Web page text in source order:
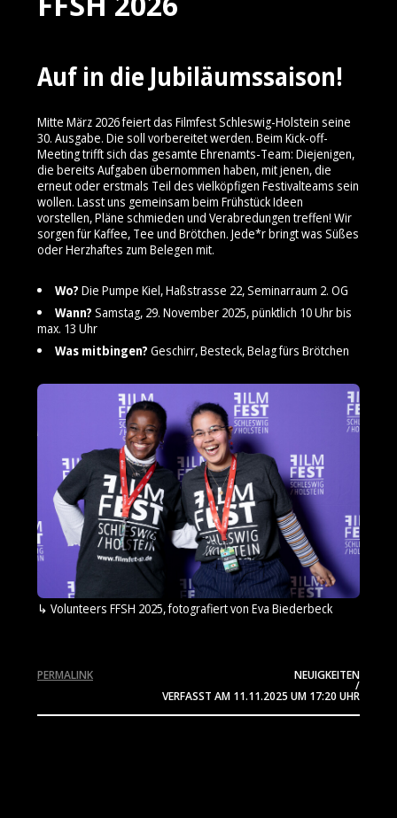
Auf in die Jubiläumssaison!
Mitte März 2026 feiert das Filmfest Schleswig-Holstein seine
30. Ausgabe. Die soll vorbereitet werden. Beim Kick-off-
Meeting trifft sich das gesamte Ehrenamts-Team: Diejenigen,
die bereits Aufgaben übernommen haben, mit jenen, die
erneut oder erstmals Teil des vielköpfigen Festivalteams sein
wollen. Lasst uns gemeinsam beim Frühstück Ideen
vorstellen, Pläne schmieden und Verabredungen treffen! Wir
sorgen für Kaffee, Tee und Brötchen. Jede*r bringt was Süßes
oder Herzhaftes zum Belegen mit.
Wo? Die Pumpe Kiel, Haßstrasse 22, Seminarraum 2. OG
Wann? Samstag, 29. November 2025, pünktlich 10 Uhr bis
max. 13 Uhr
Was mitbingen? Geschirr, Besteck, Belag fürs Brötchen
Volunteers FFSH 2025, fotografiert von Eva Biederbeck
NEUIGKEITEN
/
VERFASST AM 11.11.2025 UM 17:20 UHR
PERMALINK